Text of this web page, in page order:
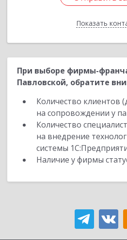
ПоказатьНазад
При выборе фирмы-
Павловской, обратите
Количество клиентов
на сопровождении у
Количество
на внедрение
системы
Наличие у фирмы